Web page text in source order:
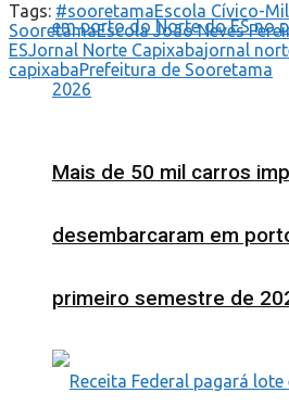
Mais de 50 mil carros
desembarcaram em
primeiro semestre de
Tags: #sooretamaEscola Cívico-
SooretamaEscola João Neves
ESJornal Norte Capixabajornal
capixabaPrefeitura de Sooretama